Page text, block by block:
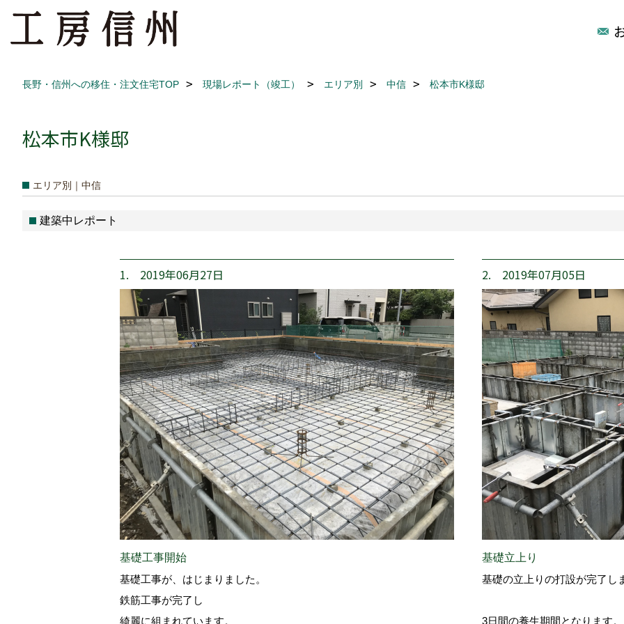
長野・信州への移住・注文住宅TOP 現場レポート（竣工） エリア別 中信 松本市K様邸
松本市K様邸
エリア別｜中信
建築中レポート
1. 2019年06月27日
基礎工事開始
基礎工事が、はじまりました。
鉄筋工事が完了し
綺麗に組まれています。
2. 2019年07月05日
基礎立上り
基礎の立上りの打設が完了し
3日間の養生期間となります。